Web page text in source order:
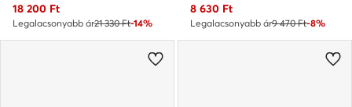
Aktuális ár
18 200 Ft
Legalacsonyabb ár21 330 Ft-14%
Aktuális ár
8 630 Ft
Legalacsonyabb ár9 470 Ft-8%